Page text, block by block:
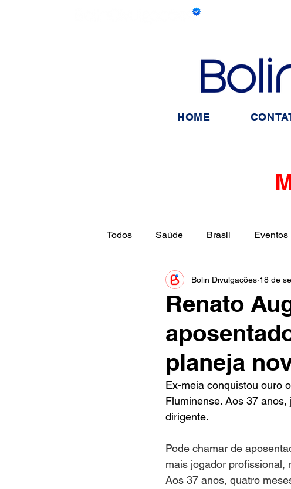
Todos Saúde Brasil Eventos
Informe Publicitário Judiciário
Acidente Tecnologia
Nota de Esclarecimento
Renato
planeja
Bolin Divulgações 18 de
Ex-meia conquistou ouro
Fluminense. Aos 37
dirigente.
Pode chamar de
mais jogador profissional,
Aos 37 anos, quatro
HOME